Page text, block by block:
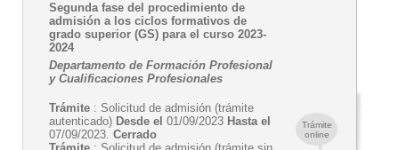
Trámite
online
Segunda fase del procedimiento de
admisión a los ciclos formativos de
grado superior (GS) para el curso 2023-
2024
Departamento de Formación Profesional
y Cualificaciones Profesionales
Trámite : Solicitud de admisión (trámite
autenticado) Desde el 01/09/2023 Hasta el
07/09/2023. Cerrado